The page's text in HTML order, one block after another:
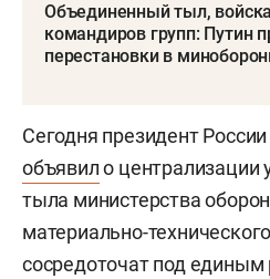
Объединенный тыл,
командиров групп: Путин
перестановки в
Сегодня президент России
объявило централизации
тыла министерства
материально-
сосредоточат под единым